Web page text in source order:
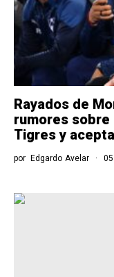
Rayados de
rumores
Tigres y
por Edgardo Avelar